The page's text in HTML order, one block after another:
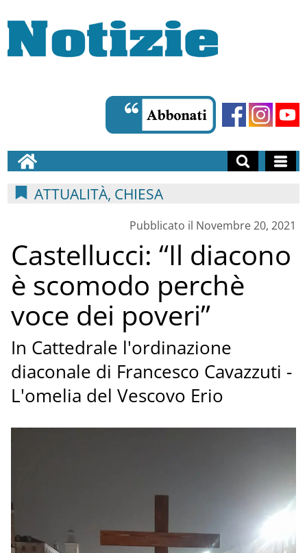
ATTUALITÀ, CHIESA
Pubblicato il Novembre 20, 2021
Castellucci: “Il diacono
è scomodo perchè
voce dei poveri”
In Cattedrale l'ordinazione
diaconale di Francesco Cavazzuti -
L'omelia del Vescovo Erio